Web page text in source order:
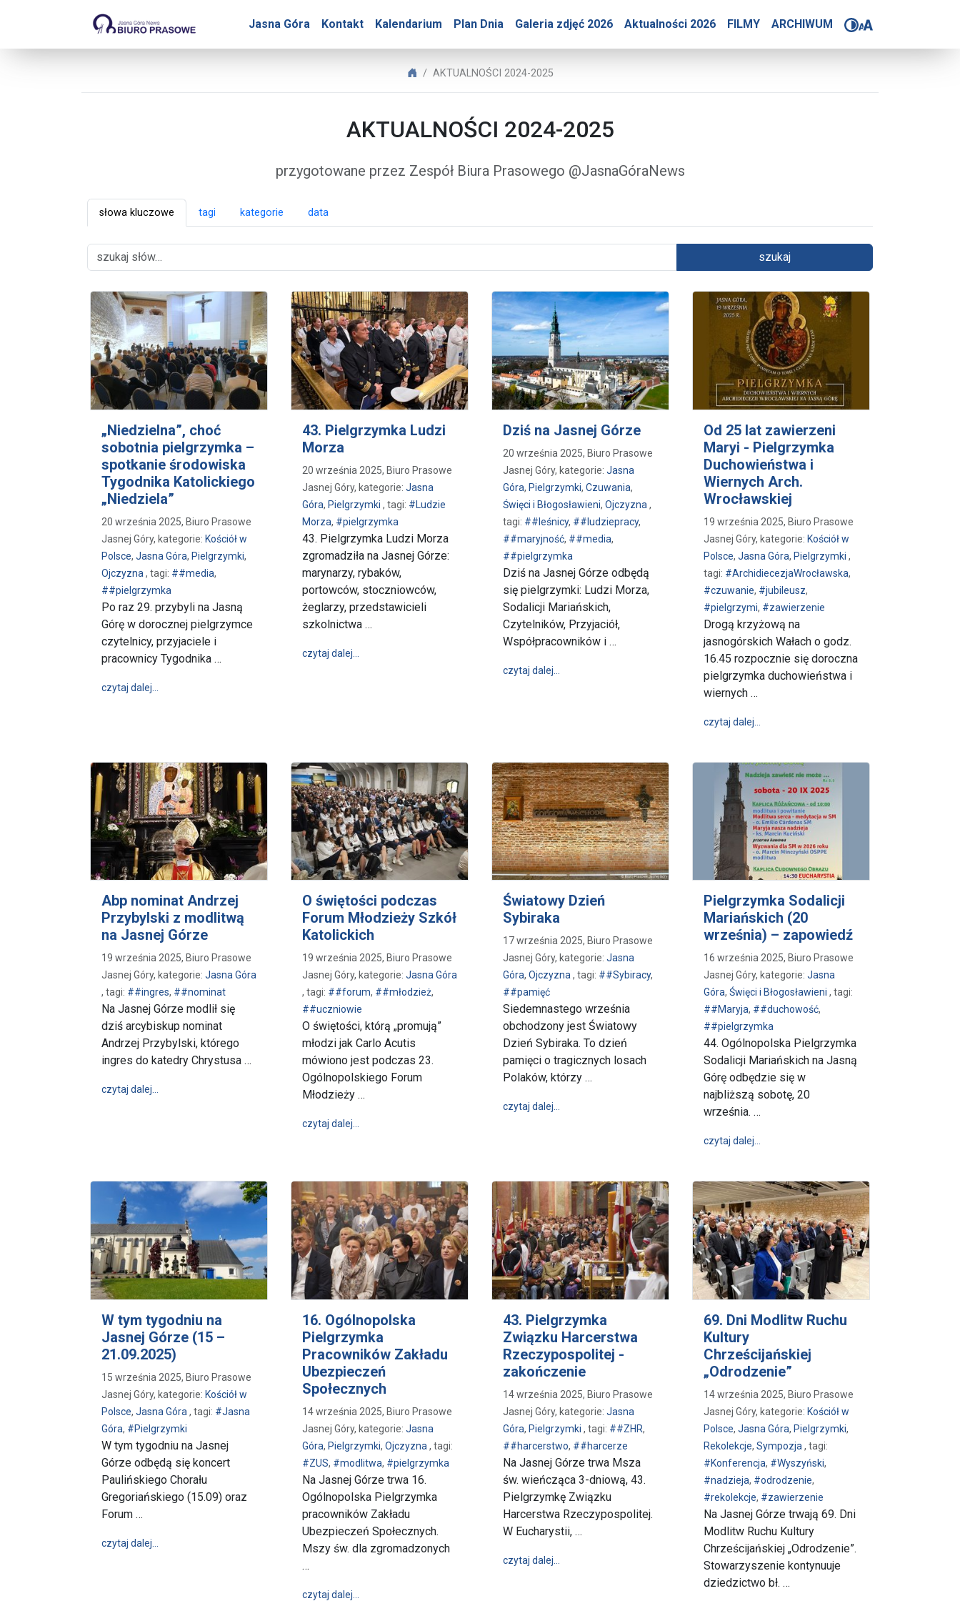
Jasna Góra Kontakt Kalendarium Plan Dnia Galeria zdjęć 2026 Aktualności 2026 FILMY ARCHIWUM
Biuro Prasowe Jasnej Góry – AKTUALNOŚCI 2024-2025
Biuro Prasowe Jasnej Góry
AKTUALNOŚCI 2024-2025
AKTUALNOŚCI 2024-2025
przygotowane przez Zespół Biura Prasowego @JasnaGóraNews
słowa kluczowe tagi kategorie data
szukaj
„Niedzielna”, choć
sobotnia pielgrzymka –
spotkanie środowiska
Tygodnika Katolickiego
„Niedziela”
20 września 2025, Biuro Prasowe
Jasnej Góry, kategorie: Kościół w
Polsce, Jasna Góra, Pielgrzymki,
Ojczyzna , tagi: ##media,
##pielgrzymka
Po raz 29. przybyli na Jasną
Górę w dorocznej pielgrzymce
czytelnicy, przyjaciele i
pracownicy Tygodnika …
czytaj dalej…
43. Pielgrzymka Ludzi
Morza
20 września 2025, Biuro Prasowe
Jasnej Góry, kategorie: Jasna
Góra, Pielgrzymki , tagi: #Ludzie
Morza, #pielgrzymka
43. Pielgrzymka Ludzi Morza
zgromadziła na Jasnej Górze:
marynarzy, rybaków,
portowców, stoczniowców,
żeglarzy, przedstawicieli
szkolnictwa …
czytaj dalej…
Dziś na Jasnej Górze
20 września 2025, Biuro Prasowe
Jasnej Góry, kategorie: Jasna
Góra, Pielgrzymki, Czuwania,
Święci i Błogosławieni, Ojczyzna ,
tagi: ##leśnicy, ##ludziepracy,
##maryjność, ##media,
##pielgrzymka
Dziś na Jasnej Górze odbędą
się pielgrzymki: Ludzi Morza,
Sodalicji Mariańskich,
Czytelników, Przyjaciół,
Współpracowników i …
czytaj dalej…
Od 25 lat zawierzeni
Maryi - Pielgrzymka
Duchowieństwa i
Wiernych Arch.
Wrocławskiej
19 września 2025, Biuro Prasowe
Jasnej Góry, kategorie: Kościół w
Polsce, Jasna Góra, Pielgrzymki ,
tagi: #ArchidiecezjaWrocławska,
#czuwanie, #jubileusz,
#pielgrzymi, #zawierzenie
Drogą krzyżową na
jasnogórskich Wałach o godz.
16.45 rozpocznie się doroczna
pielgrzymka duchowieństwa i
wiernych …
czytaj dalej…
Abp nominat Andrzej
Przybylski z modlitwą
na Jasnej Górze
19 września 2025, Biuro Prasowe
Jasnej Góry, kategorie: Jasna Góra
, tagi: ##ingres, ##nominat
Na Jasnej Górze modlił się
dziś arcybiskup nominat
Andrzej Przybylski, którego
ingres do katedry Chrystusa …
czytaj dalej… wpis Abp nominat Andrzej Przybylski z modlitwą na Jasnej Górze
O świętości podczas
Forum Młodzieży Szkół
Katolickich
19 września 2025, Biuro Prasowe
Jasnej Góry, kategorie: Jasna Góra
, tagi: ##forum, ##młodzież,
##uczniowie
O świętości, którą „promują”
młodzi jak Carlo Acutis
mówiono jest podczas 23.
Ogólnopolskiego Forum
Młodzieży …
czytaj dalej…
Światowy Dzień
Sybiraka
17 września 2025, Biuro Prasowe
Jasnej Góry, kategorie: Jasna
Góra, Ojczyzna, tagi: ##Sybiracy,
##pamięć
Siedemnastego września
obchodzony jest Światowy
Dzień Sybiraka. To dzień
pamięci o tragicznych losach
Polaków, którzy …
czytaj dalej…
Pielgrzymka Sodalicji
Mariańskich (20
września) – zapowiedź
16 września 2025, Biuro Prasowe
Jasnej Góry, kategorie: Jasna
Góra, Święci i Błogosławieni , tagi:
##Maryja, ##duchowość,
##pielgrzymka
44. Ogólnopolska Pielgrzymka
Sodalicji Mariańskich na Jasną
Górę odbędzie się w
najbliższą sobotę, 20
września. …
czytaj dalej…
W tym tygodniu na
Jasnej Górze (15 –
21.09.2025)
15 września 2025, Biuro Prasowe
Jasnej Góry, kategorie: Kościół w
Polsce, Jasna Góra , tagi: #Jasna
Góra, #Pielgrzymki
W tym tygodniu na Jasnej
Górze odbędą się koncert
Paulińskiego Chorału
Gregoriańskiego (15.09) oraz
Forum …
czytaj dalej… wpis W tym tygodniu na Jasnej Górze (15 – 21.09.2025)
16. Ogólnopolska
Pielgrzymka
Pracowników Zakładu
Ubezpieczeń
Społecznych
14 września 2025, Biuro Prasowe
Jasnej Góry, kategorie: Jasna
Góra, Pielgrzymki, Ojczyzna , tagi:
#ZUS, #modlitwa, #pielgrzymka
Na Jasnej Górze trwa 16.
Ogólnopolska Pielgrzymka
pracowników Zakładu
Ubezpieczeń Społecznych.
Mszy św. dla zgromadzonych
…
czytaj dalej…
43. Pielgrzymka
Związku Harcerstwa
Rzeczypospolitej -
zakończenie
14 września 2025, Biuro Prasowe
Jasnej Góry, kategorie: Jasna
Góra, Pielgrzymki , tagi: ##ZHR,
##harcerstwo, ##harcerze
Na Jasnej Górze trwa Msza
św. wieńcząca 3-dniową, 43.
Pielgrzymkę Związku
Harcerstwa Rzeczypospolitej.
W Eucharystii, …
czytaj dalej… wpis 43. Pielgrzymka Związku Harcerstwa Rzeczypospolitej - zakończenie
69. Dni Modlitw Ruchu
Kultury
Chrześcijańskiej
„Odrodzenie”
14 września 2025, Biuro Prasowe
Jasnej Góry, kategorie: Kościół w
Polsce, Jasna Góra, Pielgrzymki,
Rekolekcje, Sympozja , tagi:
#Konferencja, #Wyszyński,
#nadzieja, #odrodzenie,
#rekolekcje, #zawierzenie
Na Jasnej Górze trwają 69. Dni
Modlitw Ruchu Kultury
Chrześcijańskiej „Odrodzenie”.
Stowarzyszenie kontynuuje
dziedzictwo bł. …